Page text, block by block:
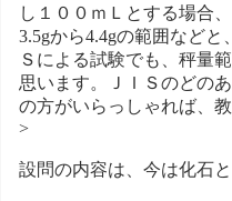
し１００ｍＬとする場合
3.5gから4.4gの範囲などと
Ｓによる試験でも、秤量
思います。ＪＩＳのどの
の方がいらっしゃれば、教
>
設問の内容は、今は化石